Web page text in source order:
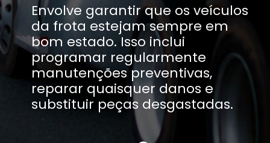
Envolve garantir que os veículos
da frota estejam sempre em
bom estado. Isso inclui
programar regularmente
manutenções preventivas,
reparar quaisquer danos e
substituir peças desgastadas.